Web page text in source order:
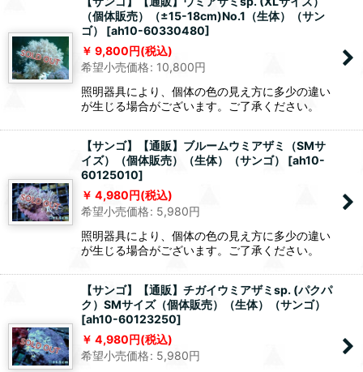
（個体販売）（±15-18cm)No.1（生体）（サン
ゴ）
[ah10-60330480]
9,800円(税込)
希望小売価格: 10,800円
照明器具により、個体の色の見え方に多少の違い
が生じる場合がございます。ご了承ください。
【サンゴ】【通販】ブルームウミアザミ（SMサ
イズ）（個体販売）（生体）（サンゴ）
[ah10-
60125010]
4,980円(税込)
希望小売価格: 5,980円
照明器具により、個体の色の見え方に多少の違い
が生じる場合がございます。ご了承ください。
【サンゴ】【通販】チガイウミアザミsp. (パクパ
ク）SMサイズ（個体販売）（生体）（サンゴ）
[ah10-60123250]
4,980円(税込)
希望小売価格: 5,980円